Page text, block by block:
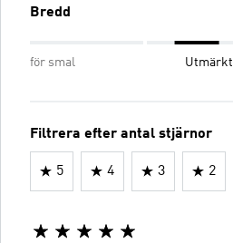
Bredd
för smal Utmärkt
Filtrera efter antal stjärnor
5 4 3 2